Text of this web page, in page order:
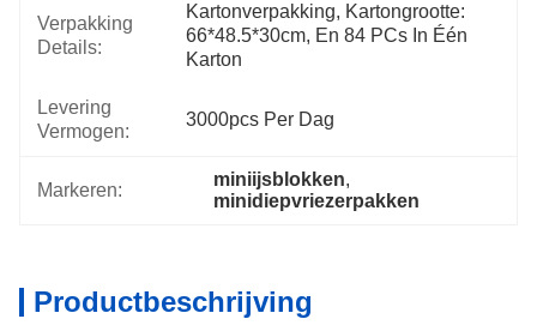
Verpakking
Details:
Kartonverpakking, Kartongrootte:
66*48.5*30cm, En 84 PCs In Één
Karton
Levering
Vermogen:
3000pcs Per Dag
Markeren:
miniijsblokken,
minidiepvriezerpakken
Productbeschrijving